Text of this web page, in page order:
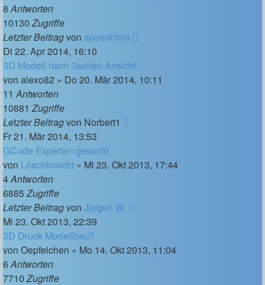
8Antworten
10130Zugriffe
Letzter Beitragvon speedchris
Di 22. Apr 2014, 16:10
3D Modell nach 3seiten Ansicht
von alexo82 » Do 20. Mär 2014, 10:11
11Antworten
10881Zugriffe
Letzter Beitragvon Norbert1
Fr 21. Mär 2014, 13:53
GCode Experten gesucht
von Löschknecht » Mi 23. Okt 2013, 17:44
4Antworten
6885Zugriffe
Letzter Beitragvon Jürgen W.
Mi 23. Okt 2013, 22:39
3D Druck Modellbau?
von Oepfelchen » Mo 14. Okt 2013, 11:04
6Antworten
7710Zugriffe